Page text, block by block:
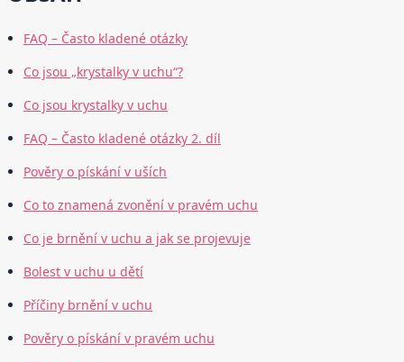
FAQ – Často kladené otázky
Co jsou „krystalky v uchu“?
Co jsou krystalky v uchu
FAQ – Často kladené otázky 2. díl
Pověry o pískání v uších
Co to znamená zvonění v pravém uchu
Co je brnění v uchu a jak se projevuje
Bolest v uchu u dětí
Příčiny brnění v uchu
Pověry o pískání v pravém uchu